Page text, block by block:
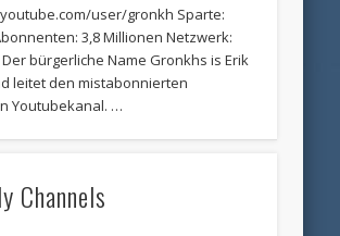
user/gronkh Sparte:
3,8 Millionen Netzwerk:
Der bürgerliche Name Gronkhs is Erik
leitet den mistabonnierten
Youtubekanal. …
Channels